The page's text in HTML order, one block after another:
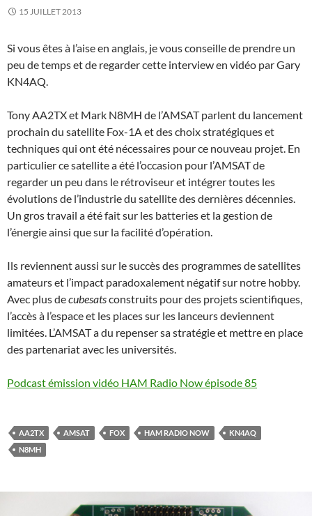
15 JUILLET 2013
Si vous êtes à l’aise en anglais, je vous conseille de prendre un
peu de temps et de regarder cette interview en vidéo par Gary
KN4AQ.
Tony AA2TX et Mark N8MH de l’AMSAT parlent du lancement
prochain du satellite Fox-1A et des choix stratégiques et
techniques qui ont été nécessaires pour ce nouveau projet. En
particulier ce satellite a été l’occasion pour l’AMSAT de
regarder un peu dans le rétroviseur et intégrer toutes les
évolutions de l’industrie du satellite des dernières décennies.
Un gros travail a été fait sur les batteries et la gestion de
l’énergie ainsi que sur la facilité d’opération.
Ils reviennent aussi sur le succès des programmes de satellites
amateurs et l’impact paradoxalement négatif sur notre hobby.
Avec plus decubesatsconstruits pour des projets scientifiques,
l’accès à l’espace et les places sur les lanceurs deviennent
limitées. L’AMSAT a du repenser sa stratégie et mettre en place
des partenariat avec les universités.
Podcast émission vidéo HAM Radio Now épisode 85
AA2TX AMSAT FOX HAM RADIO NOW
KN4AQ
N8MH